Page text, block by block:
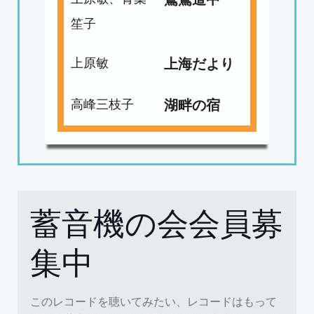
笙子
上原敏 上海だより
高峰三枝子 湖畔の宿
蓄音機の会会員募
集中
このレコードを聴いてみたい、レコードはもって